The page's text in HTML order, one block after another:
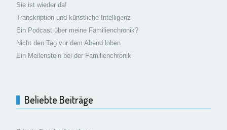
Sie ist wieder da!
Transkription und künstliche Intelligenz
Ein Podcast über meine Familienchronik?
Nicht den Tag vor dem Abend loben
Ein Meilenstein bei der Familienchronik
Beliebte Beiträge